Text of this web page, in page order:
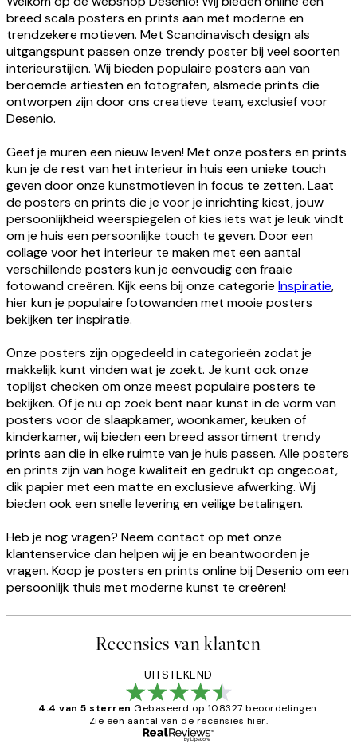
breed scala posters en prints aan met moderne en
trendzekere motieven. Met Scandinavisch design als
uitgangspunt passen onze trendy poster bij veel soorten
interieurstijlen. Wij bieden populaire posters aan van
beroemde artiesten en fotografen, alsmede prints die
ontworpen zijn door ons creatieve team, exclusief voor
Desenio.
Geef je muren een nieuw leven! Met onze posters en prints
kun je de rest van het interieur in huis een unieke touch
geven door onze kunstmotieven in focus te zetten. Laat
de posters en prints die je voor je inrichting kiest, jouw
persoonlijkheid weerspiegelen of kies iets wat je leuk vindt
om je huis een persoonlijke touch te geven. Door een
collage voor het interieur te maken met een aantal
verschillende posters kun je eenvoudig een fraaie
fotowand creëren. Kijk eens bij onze categorie Inspiratie,
hier kun je populaire fotowanden met mooie posters
bekijken ter inspiratie.
Onze posters zijn opgedeeld in categorieën zodat je
makkelijk kunt vinden wat je zoekt. Je kunt ook onze
toplijst checken om onze meest populaire posters te
bekijken. Of je nu op zoek bent naar kunst in de vorm van
posters voor de slaapkamer, woonkamer, keuken of
kinderkamer, wij bieden een breed assortiment trendy
prints aan die in elke ruimte van je huis passen. Alle posters
en prints zijn van hoge kwaliteit en gedrukt op ongecoat,
dik papier met een matte en exclusieve afwerking. Wij
bieden ook een snelle levering en veilige betalingen.
Heb je nog vragen? Neem contact op met onze
klantenservice dan helpen wij je en beantwoorden je
vragen. Koop je posters en prints online bij Desenio om een
persoonlijk thuis met moderne kunst te creëren!
Recensies van klanten
UITSTEKEND
4.4 van 5 sterren Gebaseerd op 108327 beoordelingen.
Zie een aantal van de recensies hier.